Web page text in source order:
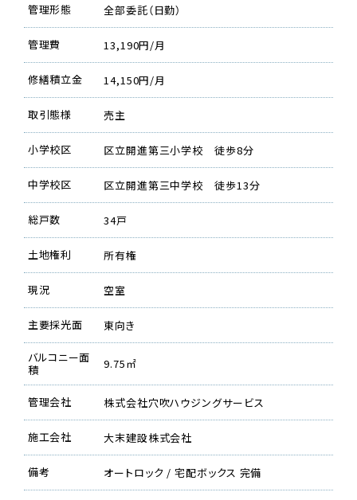
管理形態 全部委託（日勤）
管理費 13,190円/月
修繕積立金 14,150円/月
取引態様 売主
小学校区 区立開進第三小学校 徒歩8分
中学校区 区立開進第三中学校 徒歩13分
総戸数 34戸
土地権利 所有権
現況 空室
主要採光面 東向き
バルコニー面
積
9.75㎡
管理会社 株式会社穴吹ハウジングサービス
施工会社 大末建設株式会社
備考 オートロック / 宅配ボックス 完備